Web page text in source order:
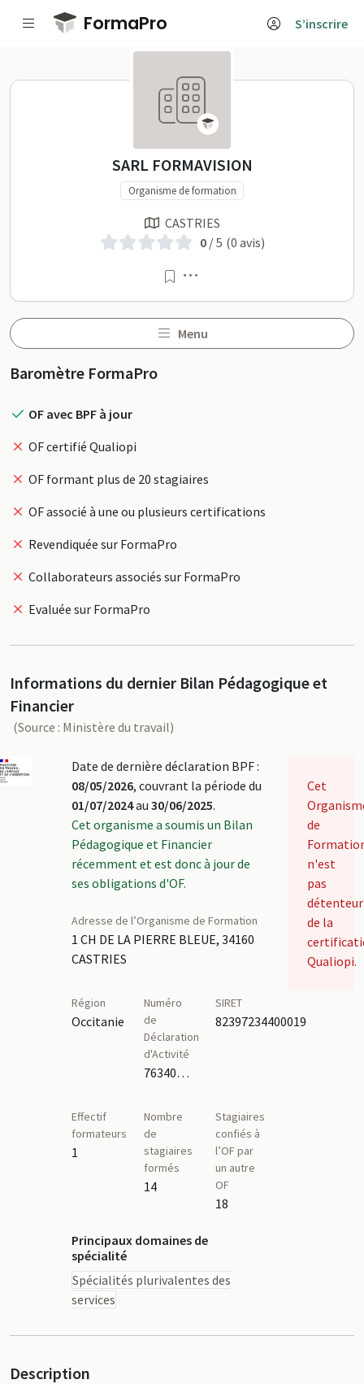
Passer au contenu principal
FormaPro S’inscrire
SARL FORMAVISION sur
SARL FORMAVISION
Organisme de formation
CASTRIES
0/ 5 (0 avis)
Menu
Profil
Baromètre FormaPro
OF avec BPF à jour
OF certifié Qualiopi
OF formant plus de 20 stagiaires
OF associé à une ou plusieurs certifications
Revendiquée sur FormaPro
Collaborateurs associés sur FormaPro
Evaluée sur FormaPro
Informations du dernier Bilan Pédagogique et
Financier
(Source : Ministère du travail)
Date de dernière déclaration BPF :
08/05/2026, couvrant la période du
01/07/2024au 30/06/2025.
Cet organisme a soumis un Bilan
Pédagogique et Financier
récemment et est donc à jour de
ses obligations d'OF.
Adresse de l’Organisme de Formation
1 CH DE LA PIERRE BLEUE, 34160
CASTRIES
Région
Occitanie
Numéro
de
Déclaration
d'Activité
76340957634
SIRET
82397234400019
Effectif
formateurs
1
Nombre
de
stagiaires
formés
14
Stagiaires
confiés à
l’OF par
un autre
OF
18
Principaux domaines de
spécialité
Spécialités plurivalentes des
services
Cet
de
n'est
pas
détenteur
de la
Qualiopi.
Description